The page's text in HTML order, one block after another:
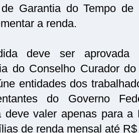
Garantia do Tempo de
a renda.
deve ser aprovada
do Conselho Curador
entidades dos
do Governo
deve valer apenas para a
de renda mensal até